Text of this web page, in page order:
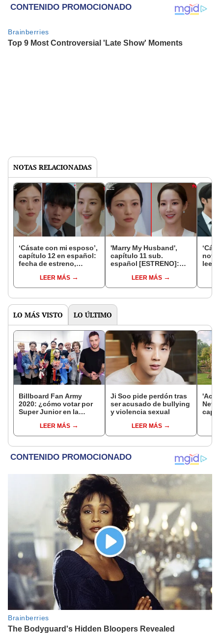
NOTAS RELACIONADAS
‘Cásate con mi esposo’,
capítulo 12 en español:
fecha de estreno,
k-dramaLEER MÁS
'Marry My Husband',
capítulo 11 sub.
español [ESTRENO]:
dónde verlo?
LEER MÁS
leer
LO MÁS VISTO LO ÚLTIMO
Billboard Fan Army
2020: ¿cómo votar por
Super Junior en la
Payne?LEER MÁS
Ji Soo pide perdón tras
ser acusado de bullying
y violencia sexual
LEER MÁS